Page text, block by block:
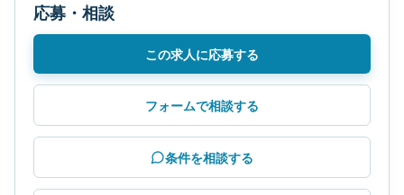
応募・相談
この求人に応募する
フォームで相談する
条件を相談する